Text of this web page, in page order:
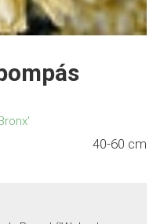
40-60 cm